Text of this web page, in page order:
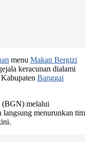
menu Makan Bergizi
keracunan dialami
Banggai
(BGN) melalui
langsung menurunkan tim